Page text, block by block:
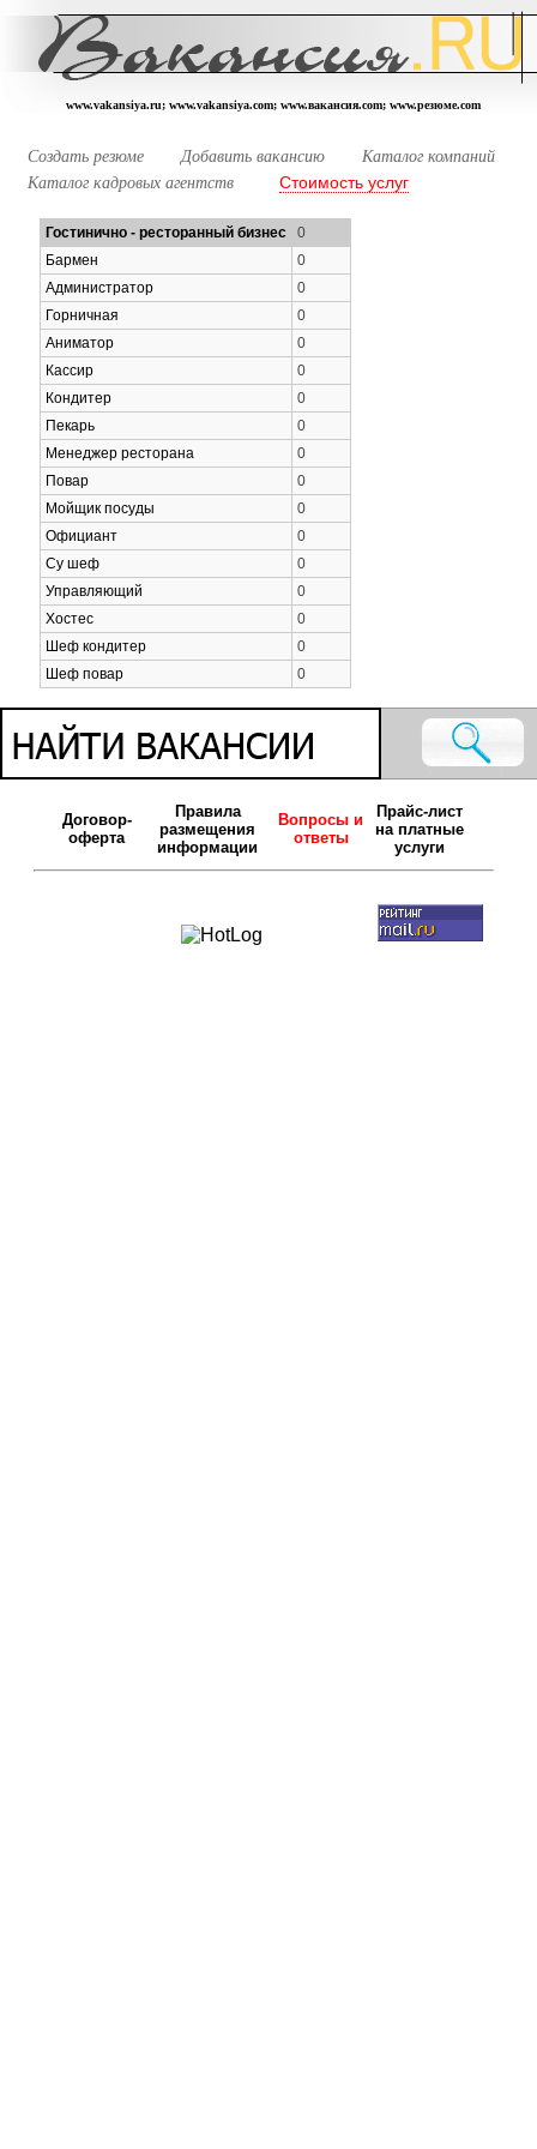
www.vakansiya.ru; www.vakansiya.com; www.вакансия.com; www.резюме.com
Создать резюме Добавить вакансию
Каталог компаний
Каталог кадровых агентств
Стоимость услуг
Гостинично - ресторанный бизнес
0
Бармен
0
Администратор
0
Горничная
0
Аниматор
0
Кассир
0
Кондитер
0
Пекарь
0
Менеджер ресторана
0
Повар
0
Мойщик посуды
0
Официант
0
Су шеф
0
Управляющий
0
Хостес
0
Шеф кондитер
0
Шеф повар
0
Договор-
оферта
Правила
размещения
информации
Вопросы и
ответы
Прайс-лист
на платные
услуги